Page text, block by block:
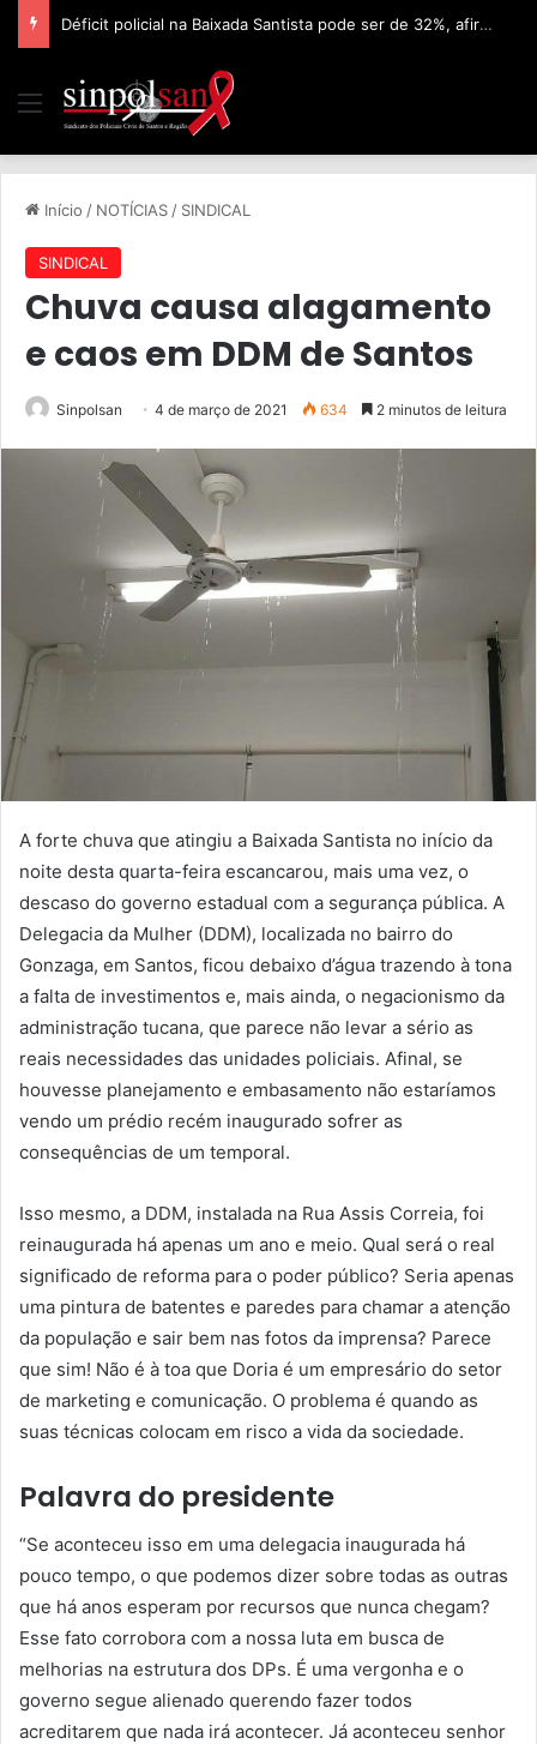
Déficit policial na Baixada Santista pode ser de 32%, afirma Sinpolsan
Início / NOTÍCIAS / SINDICAL
SINDICAL
Chuva causa alagamento
e caos em DDM de Santos
Sinpolsan 4 de março de 2021 634 2 minutos de leitura
A forte chuva que atingiu a Baixada Santista no início da
noite desta quarta-feira escancarou, mais uma vez, o
descaso do governo estadual com a segurança pública. A
Delegacia da Mulher (DDM), localizada no bairro do
Gonzaga, em Santos, ficou debaixo d’água trazendo à tona
a falta de investimentos e, mais ainda, o negacionismo da
administração tucana, que parece não levar a sério as
reais necessidades das unidades policiais. Afinal, se
houvesse planejamento e embasamento não estaríamos
vendo um prédio recém inaugurado sofrer as
consequências de um temporal.
Isso mesmo, a DDM, instalada na Rua Assis Correia, foi
reinaugurada há apenas um ano e meio. Qual será o real
significado de reforma para o poder público? Seria apenas
uma pintura de batentes e paredes para chamar a atenção
da população e sair bem nas fotos da imprensa? Parece
que sim! Não é à toa que Doria é um empresário do setor
de marketing e comunicação. O problema é quando as
suas técnicas colocam em risco a vida da sociedade.
Palavra do presidente
“Se aconteceu isso em uma delegacia inaugurada há
pouco tempo, o que podemos dizer sobre todas as outras
que há anos esperam por recursos que nunca chegam?
Esse fato corrobora com a nossa luta em busca de
melhorias na estrutura dos DPs. É uma vergonha e o
governo segue alienado querendo fazer todos
acreditarem que nada irá acontecer. Já aconteceu senhor